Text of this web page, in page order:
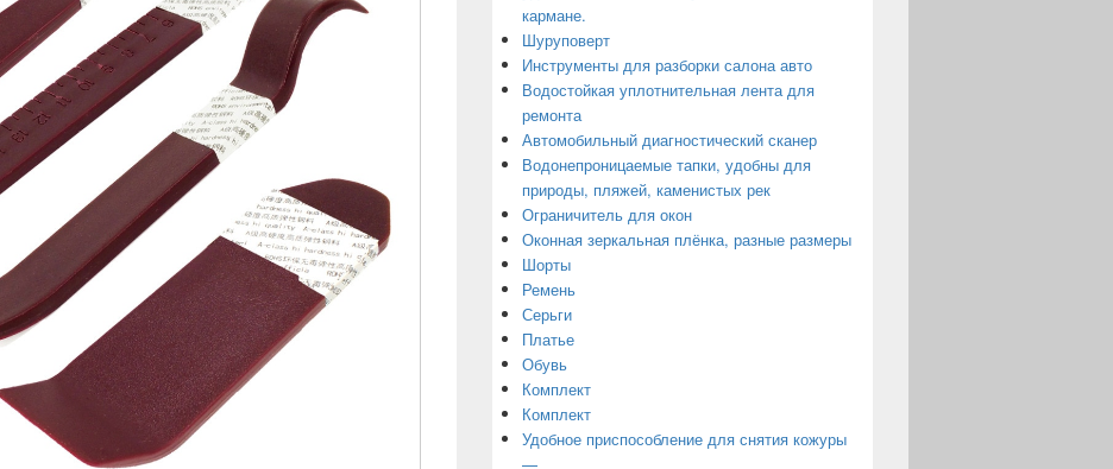
кармане.
Шуруповерт
Инструменты для разборки салона авто
Водостойкая уплотнительная лента для
ремонта
Автомобильный диагностический сканер
Водонепроницаемые тапки, удобны для
природы, пляжей, каменистых рек
Ограничитель для окон
Оконная зеркальная плёнка, разные размеры
Шорты
Ремень
Серьги
Платье
Обувь
Комплект
Комплект
Удобное приспособление для снятия кожуры
—